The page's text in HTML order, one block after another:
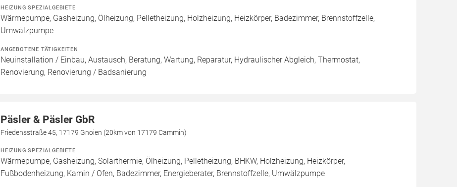
HEIZUNG SPEZIALGEBIETE
Wärmepumpe, Gasheizung, Ölheizung, Pelletheizung, Holzheizung, Heizkörper, Badezimmer, Brennstoffzelle,
Umwälzpumpe
ANGEBOTENE TÄTIGKEITEN
Neuinstallation / Einbau, Austausch, Beratung, Wartung, Reparatur, Hydraulischer Abgleich, Thermostat,
Renovierung, Renovierung / Badsanierung
Päsler & Päsler GbR
Friedensstraße 45, 17179 Gnoien (20km von 17179 Cammin)
HEIZUNG SPEZIALGEBIETE
Wärmepumpe, Gasheizung, Solarthermie, Ölheizung, Pelletheizung, BHKW, Holzheizung, Heizkörper,
Fußbodenheizung, Kamin / Ofen, Badezimmer, Energieberater, Brennstoffzelle, Umwälzpumpe